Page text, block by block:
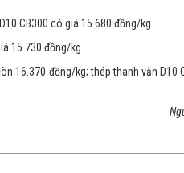
CB300 có giá 15.680 đồng/kg.
15.730 đồng/kg.
16.370 đồng/kg; thép thanh vằn D10